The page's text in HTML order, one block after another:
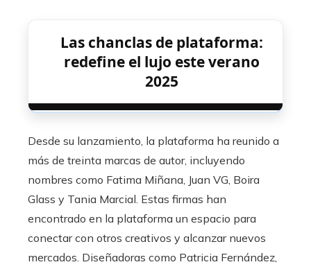
Las chanclas de plataforma:
redefine el lujo este verano
2025
Desde su lanzamiento, la plataforma ha reunido a
más de treinta marcas de autor, incluyendo
nombres como Fatima Miñana, Juan VG, Boira
Glass y Tania Marcial. Estas firmas han
encontrado en la plataforma un espacio para
conectar con otros creativos y alcanzar nuevos
mercados. Diseñadoras como Patricia Fernández,